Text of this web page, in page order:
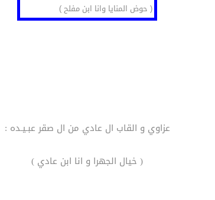
( حوض المنايا وانا ابن مفلح )
عزاوي و القاب ال عادي من ال صقر عبـيـده :
( خيال الجهرا و انا ابن عادي )